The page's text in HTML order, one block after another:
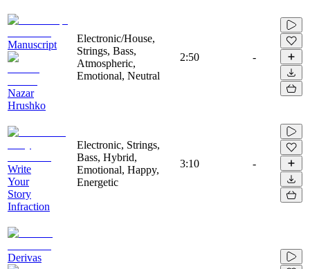
Manuscript
Nazar
Hrushko
Electronic/House,
Strings, Bass,
Atmospheric,
Emotional, Neutral
2:50 -
Write
Your
Story
Infraction
Electronic, Strings,
Bass, Hybrid,
Emotional, Happy,
Energetic
3:10 -
Derivas